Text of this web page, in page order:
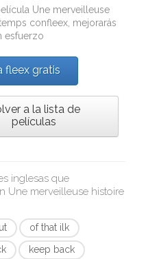
Une merveilleuse
confleex , mejorarás
esfuerzo
fleex gratis
a la lista de
películas
inglesas que
Une merveilleuse histoire
of that ilk
keep back